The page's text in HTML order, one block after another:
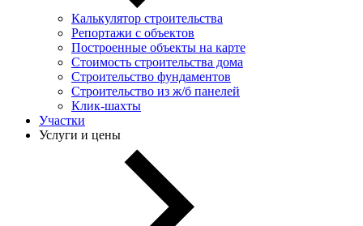
Калькулятор строительства
Репортажи с объектов
Построенные объекты на карте
Стоимость строительства дома
Строительство фундаментов
Строительство из ж/б панелей
Клик-шахты
Участки
Услуги и цены